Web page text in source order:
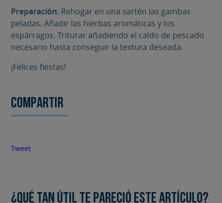
Preparación: Rehogar en una sartén las gambas
peladas. Añadir las hierbas aromáticas y los
espárragos. Triturar añadiendo el caldo de pescado
necesario hasta conseguir la textura deseada.
¡Felices fiestas!
Compartir
Tweet
¿Qué tan útil te pareció este artículo?